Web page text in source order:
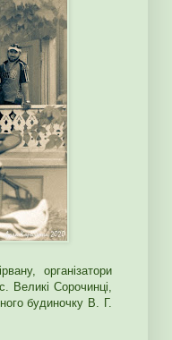
організатори
Великі Сорочинці,
будиночку В. Г.